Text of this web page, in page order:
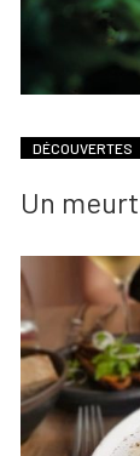
DÉCOUVERTES
Un